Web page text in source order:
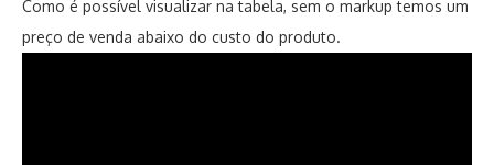
Como é possível visualizar na tabela, sem o markup temos um
preço de venda abaixo do custo do produto.